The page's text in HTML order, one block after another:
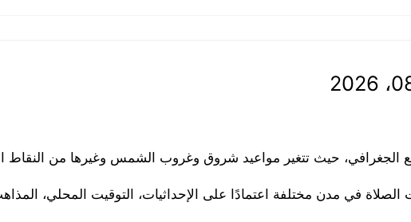
الجغرافي، حيث تتغير مواعيد شروق وغروب الشمس وغيرها من النقاط
الصلاة في مدن مختلفة اعتمادًا على الإحداثيات، التوقيت المحلي،